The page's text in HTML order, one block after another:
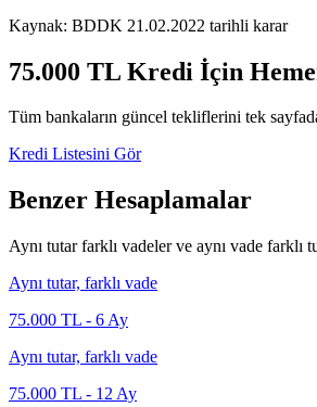
Kaynak: BDDK 21.02.2022 tarihli karar
75.000 TL Kredi İçin
Tüm bankaların güncel tekliflerini tek
Kredi Listesini Gör
Benzer Hesaplamalar
Aynı tutar farklı vadeler ve aynı vade farklı
Aynı tutar, farklı vade
75.000 TL - 6 Ay
Aynı tutar, farklı vade
75.000 TL - 12 Ay